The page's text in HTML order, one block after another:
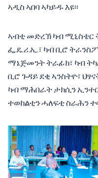
ኣዲስ ኣበባ ኣካይዱ እዩ፡፡
ኣብቲ መድረኽ ካብ ሚኒስቴር
ፌ.ዴ.ሪ.ኢ.፣ ካብ ቢሮ
ማኔጅመንት ትራፊክ፣ ካብ
ቢሮ ጉዳይ ደቂ ኣንስትዮ፣
ካብ ማሕበራት ታክሲን
ተወከልቲን ሓለፍቲ ስራሕን